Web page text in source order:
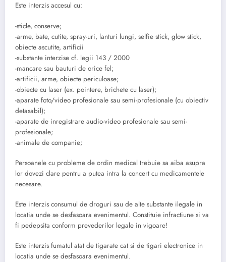
Este interzis accesul cu:
-sticle, conserve;
-arme, bate, cutite, spray-uri, lanturi lungi, selfie stick, glow stick,
obiecte ascutite, artificii
-substante interzise cf. legii 143 / 2000
-mancare sau bauturi de orice fel;
-artificii, arme, obiecte periculoase;
-obiecte cu laser (ex. pointere, brichete cu laser);
-aparate foto/video profesionale sau semi-profesionale (cu obiectiv
detasabil);
-aparate de inregistrare audio-video profesionale sau semi-
profesionale;
-animale de companie;
Persoanele cu probleme de ordin medical trebuie sa aiba asupra
lor dovezi clare pentru a putea intra la concert cu medicamentele
necesare.
Este interzis consumul de droguri sau de alte substante ilegale in
locatia unde se desfasoara evenimentul. Constituie infractiune si va
fi pedepsita conform prevederilor legale in vigoare!
Este interzis fumatul atat de tigarate cat si de tigari electronice in
locatia unde se desfasoara evenimentul.